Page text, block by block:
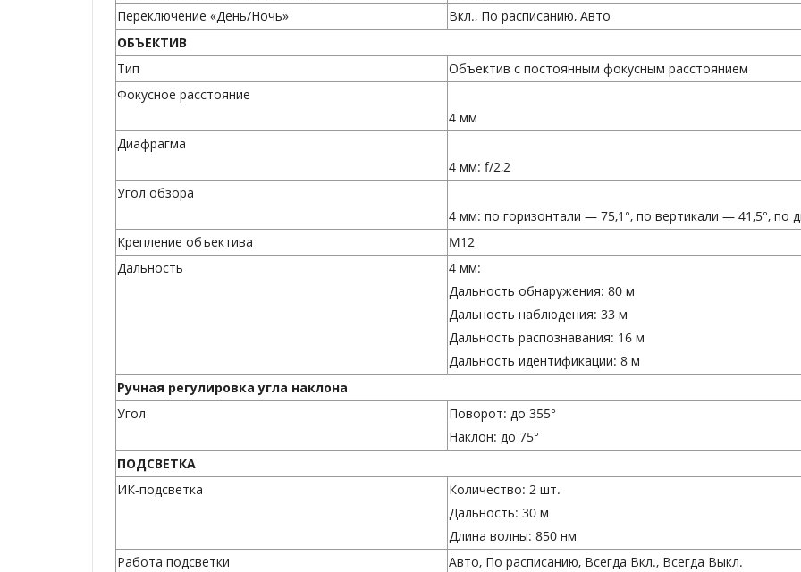
Переключение «День/Ночь»
Вкл., По расписанию, Авто
ОБЪЕКТИВ
Тип
Объектив с постоянным фокусным расстоянием
Фокусное расстояние
4 мм
Диафрагма
4 мм: f/2,2
Угол обзора
4 мм: по горизонтали — 75,1°, по вертикали — 41,5°, по
Крепление объектива
M12
Дальность
4 мм:
Дальность обнаружения: 80 м
Дальность наблюдения: 33 м
Дальность распознавания: 16 м
Дальность идентификации: 8 м
Ручная регулировка угла наклона
Угол
Поворот: до 355°
Наклон: до 75°
ПОДСВЕТКА
ИК-подсветка
Количество: 2 шт.
Дальность: 30 м
Длина волны: 850 нм
Работа подсветки
Авто, По расписанию, Всегда Вкл., Всегда Выкл.